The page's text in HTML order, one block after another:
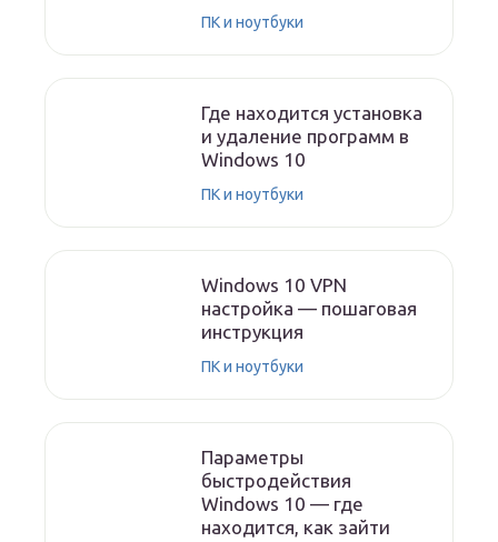
ПК и ноутбуки
Где находится установка
и удаление программ в
Windows 10
ПК и ноутбуки
Windows 10 VPN
настройка — пошаговая
инструкция
ПК и ноутбуки
Параметры
быстродействия
Windows 10 — где
находится, как зайти